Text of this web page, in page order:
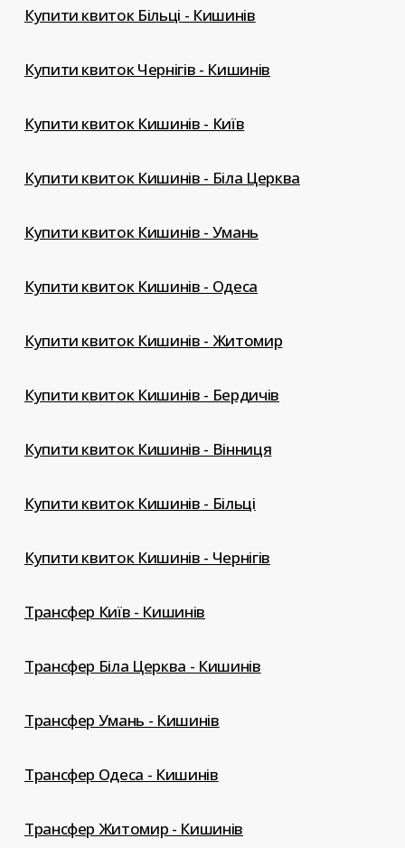
Купити квиток Більці - Кишинів
Купити квиток Чернігів - Кишинів
Купити квиток Кишинів - Київ
Купити квиток Кишинів - Біла Церква
Купити квиток Кишинів - Умань
Купити квиток Кишинів - Одеса
Купити квиток Кишинів - Житомир
Купити квиток Кишинів - Бердичів
Купити квиток Кишинів - Вінниця
Купити квиток Кишинів - Більці
Купити квиток Кишинів - Чернігів
Трансфер Київ - Кишинів
Трансфер Біла Церква - Кишинів
Трансфер Умань - Кишинів
Трансфер Одеса - Кишинів
Трансфер Житомир - Кишинів